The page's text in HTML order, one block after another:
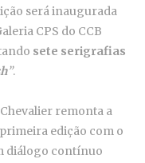
será inaugurada
CPS do CCB
sete serigrafias
”.
remonta a
edição com o
diálogo contínuo